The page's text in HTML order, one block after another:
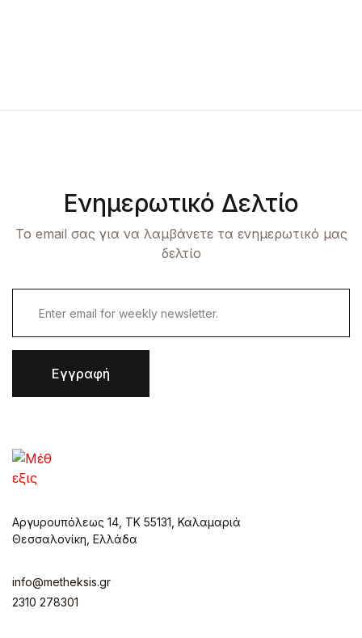
Ενημερωτικό Δελτίο
Το email σας για να λαμβάνετε τα ενημερωτικό μας
δελτίο
Εγγραφή
Αργυρουπόλεως 14, ΤΚ 55131, Καλαμαριά
Θεσσαλονίκη, Ελλάδα
info@metheksis.gr
2310 278301